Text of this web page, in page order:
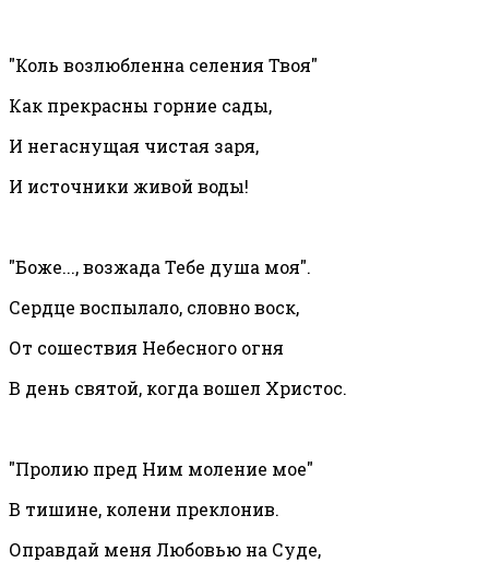
"Коль возлюбленна селения Твоя"
Как прекрасны горние сады,
И негаснущая чистая заря,
И источники живой воды!
"Боже..., возжада Тебе душа моя".
Сердце воспылало, словно воск,
От сошествия Небесного огня
В день святой, когда вошел Христос.
"Пролию пред Ним моление мое"
В тишине, колени преклонив.
Оправдай меня Любовью на Суде,